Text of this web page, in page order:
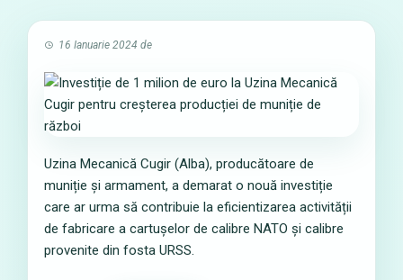
16 Ianuarie 2024 de
Uzina Mecanică Cugir (Alba), producătoare de
muniție și armament, a demarat o nouă investiție
care ar urma să contribuie la eficientizarea activității
de fabricare a cartușelor de calibre NATO și calibre
provenite din fosta URSS.